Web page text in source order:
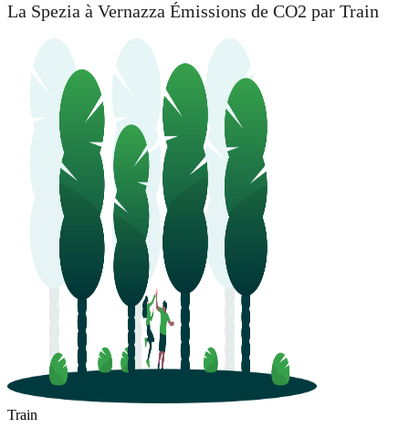
La Spezia à Vernazza Émissions de CO2 par Train
Train